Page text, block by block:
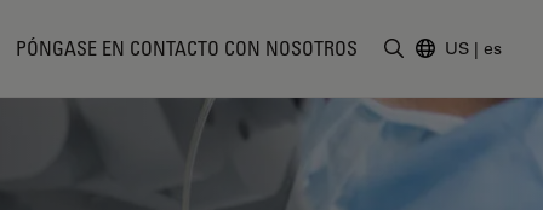
PÓNGASE EN CONTACTO CON NOSOTROS US | es